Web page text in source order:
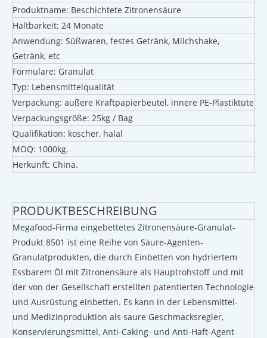
Produktname: Beschichtete Zitronensäure
Haltbarkeit: 24 Monate
Anwendung: Süßwaren, festes Getränk, Milchshake,
Getränk, etc
Formulare: Granulat
Typ: Lebensmittelqualität
Verpackung: äußere Kraftpapierbeutel, innere PE-Plastiktüte
Verpackungsgröße: 25kg / Bag
Qualifikation: koscher, halal
MOQ: 1000kg.
Herkunft: China.
PRODUKTBESCHREIBUNG
Megafood-Firma eingebettetes Zitronensäure-Granulat-
Produkt 8501 ist eine Reihe von Säure-Agenten-
Granulatprodukten, die durch Einbetten von hydriertem
Essbarem Öl mit Zitronensäure als Hauptrohstoff und mit
der von der Gesellschaft erstellten patentierten Technologie
und Ausrüstung einbetten. Es kann in der Lebensmittel-
und Medizinproduktion als saure Geschmacksregler,
Konservierungsmittel, Anti-Caking- und Anti-Haft-Agent